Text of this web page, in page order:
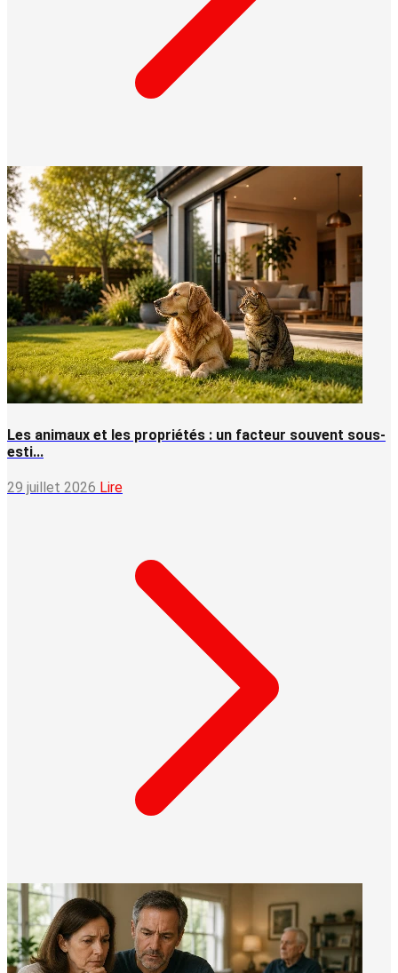
Les animaux et les propriétés : un facteur souvent sous-
esti...
29 juillet 2026 Lire